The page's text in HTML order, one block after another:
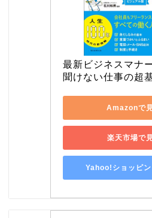
最新ビジネスマナ
聞けない仕事の超
Amazonで
楽天市場で
Yahoo!ショッピン